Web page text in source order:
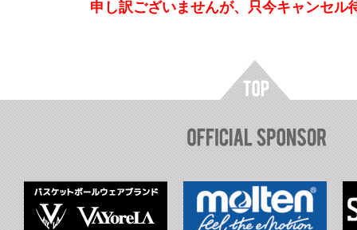
申し訳ございませんが、只今キャンセル